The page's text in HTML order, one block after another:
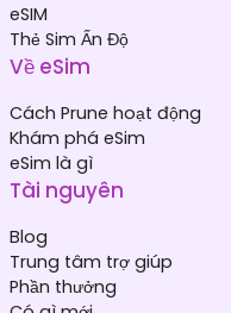
eSIM
Thẻ Sim Ấn Độ
Về eSim
Cách Prune hoạt động
Khám phá eSim
eSim là gì
Tài nguyên
Blog
Trung tâm trợ giúp
Phần thưởng